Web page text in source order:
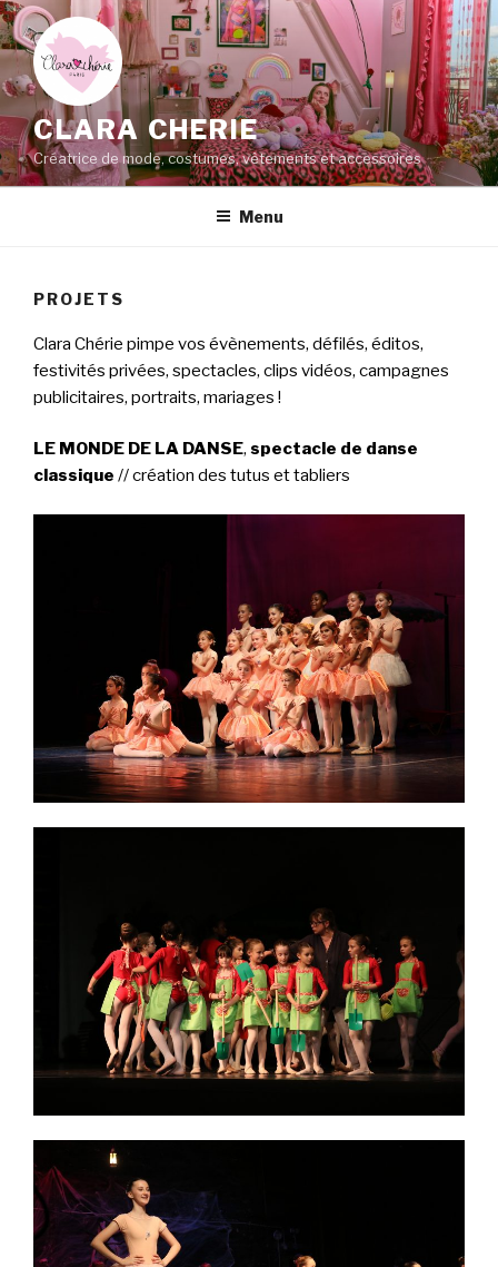
Aller
au
contenu
principal
CLARA CHERIE
Créatrice de mode, costumes, vêtements et accessoires
Menu
PROJETS
Clara Chérie pimpe vos évènements, défilés, éditos,
festivités privées, spectacles, clips vidéos, campagnes
publicitaires, portraits, mariages !
LE MONDE DE LA DANSE, spectacle de danse
classique // création des tutus et tabliers